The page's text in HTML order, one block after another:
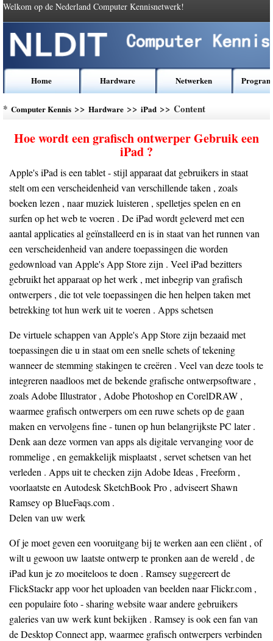
Welkom op de Nederland Computer Kennisnetwerk!
Home Hardware Netwerken
* Computer Kennis >> Hardware >> iPad >> Content
Hoe wordt een grafisch ontwerper Gebruik een
iPad ?
Apple's iPad is een tablet - stijl apparaat dat gebruikers in staat
stelt om een ​​verscheidenheid van verschillende taken , zoals
boeken lezen , naar muziek luisteren , spelletjes spelen en en
surfen op het web te voeren . De iPad wordt geleverd met een
aantal applicaties al geïnstalleerd en is in staat van het runnen van
een verscheidenheid van andere toepassingen die worden
gedownload van Apple's App Store zijn . Veel iPad bezitters
gebruikt het apparaat op het werk , met inbegrip van grafisch
ontwerpers , die tot vele toepassingen die hen helpen taken met
betrekking tot hun werk uit te voeren . Apps schetsen
De virtuele schappen van Apple's App Store zijn bezaaid met
toepassingen die u in staat om een snelle schets of tekening
wanneer de stemming stakingen te creëren . Veel van deze tools te
integreren naadloos met de bekende grafische ontwerpsoftware ,
zoals Adobe Illustrator , Adobe Photoshop en CorelDRAW ,
waarmee grafisch ontwerpers om een ruwe schets op de gaan
maken en vervolgens fine - tunen op hun belangrijkste PC later .
Denk aan deze vormen van apps als digitale vervanging voor de
rommelige , en gemakkelijk misplaatst , servet schetsen van het
verleden . Apps uit te checken zijn Adobe Ideas , Freeform ,
voorlaatste en Autodesk SketchBook Pro , adviseert Shawn
Ramsey op BlueFaqs.com .
Delen van uw werk
Of je moet geven een vooruitgang bij te werken aan een cliënt , of
wilt u gewoon uw laatste ontwerp te pronken aan de wereld , de
iPad kun je zo moeiteloos te doen . Ramsey suggereert de
FlickStackr app voor het uploaden van beelden naar Flickr.com ,
een populaire foto - sharing website waar andere gebruikers
galeries van uw werk kunt bekijken . Ramsey is ook een fan van
de Desktop Connect app, waarmee grafisch ontwerpers verbinden